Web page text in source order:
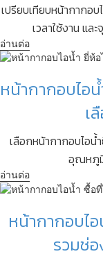
เปรียบเทียบหน้ากากอบ
เวลาใช้งาน แล
อ่านต่อ
หน้ากากอบไอ
เ
เลือกหน้ากากอบไอ
อุณหภูมิ
อ่านต่อ
หน้ากากอบไ
รวมช่